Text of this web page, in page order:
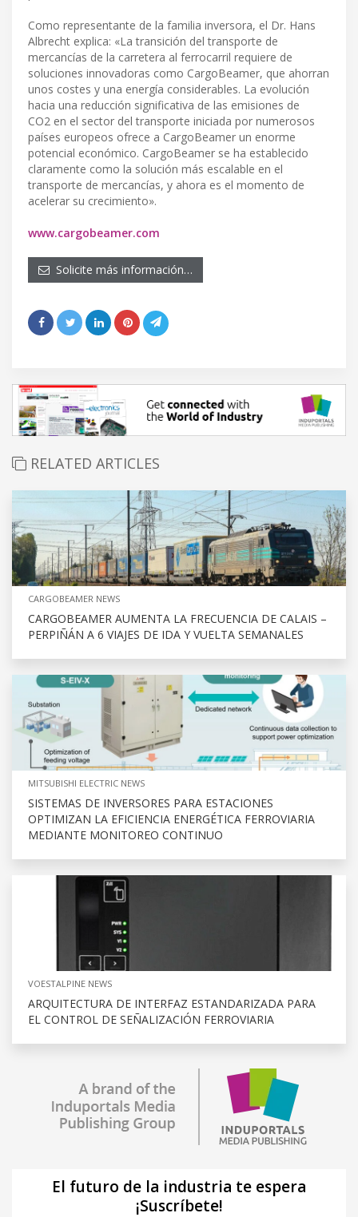
Como representante de la familia inversora, el Dr. Hans
Albrecht explica: «La transición del transporte de
mercancías de la carretera al ferrocarril requiere de
soluciones innovadoras como CargoBeamer, que ahorran
unos costes y una energía considerables. La evolución
hacia una reducción significativa de las emisiones de
CO2 en el sector del transporte iniciada por numerosos
países europeos ofrece a CargoBeamer un enorme
potencial económico. CargoBeamer se ha establecido
claramente como la solución más escalable en el
transporte de mercancías, y ahora es el momento de
acelerar su crecimiento».
www.cargobeamer.com
Solicite más información…
RELATED ARTICLES
CARGOBEAMER NEWS
CARGOBEAMER AUMENTA LA FRECUENCIA DE CALAIS –
PERPIÑÁN A 6 VIAJES DE IDA Y VUELTA SEMANALES
MITSUBISHI ELECTRIC NEWS
SISTEMAS DE INVERSORES PARA ESTACIONES
OPTIMIZAN LA EFICIENCIA ENERGÉTICA FERROVIARIA
MEDIANTE MONITOREO CONTINUO
VOESTALPINE NEWS
ARQUITECTURA DE INTERFAZ ESTANDARIZADA PARA
EL CONTROL DE SEÑALIZACIÓN FERROVIARIA
El futuro de la industria te espera
¡Suscríbete!